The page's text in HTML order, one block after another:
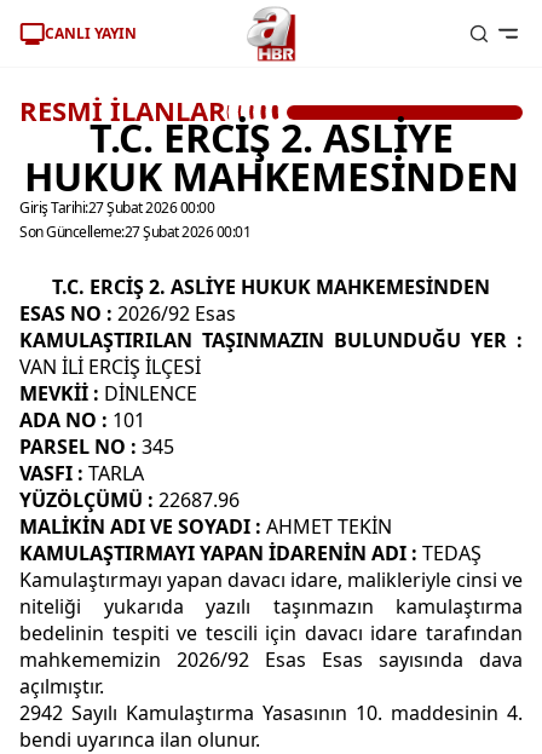
CANLI YAYIN
RESMİ İLANLAR
T.C. ERCİŞ 2. ASLİYE
HUKUK MAHKEMESİNDEN
Giriş Tarihi:27 Şubat 2026 00:00
Son Güncelleme:27 Şubat 2026 00:01
T.C. ERCİŞ 2. ASLİYE HUKUK MAHKEMESİNDEN
ESAS NO : 2026/92 Esas
KAMULAŞTIRILAN TAŞINMAZIN BULUNDUĞU YER :
VAN İLİ ERCİŞ İLÇESİ
MEVKİİ : DİNLENCE
ADA NO : 101
PARSEL NO : 345
VASFI : TARLA
YÜZÖLÇÜMÜ : 22687.96
MALİKİN ADI VE SOYADI : AHMET TEKİN
KAMULAŞTIRMAYI YAPAN İDARENİN ADI : TEDAŞ
Kamulaştırmayı yapan davacı idare, malikleriyle cinsi ve
niteliği yukarıda yazılı taşınmazın kamulaştırma
bedelinin tespiti ve tescili için davacı idare tarafından
mahkememizin 2026/92 Esas Esas sayısında dava
açılmıştır.
2942 Sayılı Kamulaştırma Yasasının 10. maddesinin 4.
bendi uyarınca ilan olunur.